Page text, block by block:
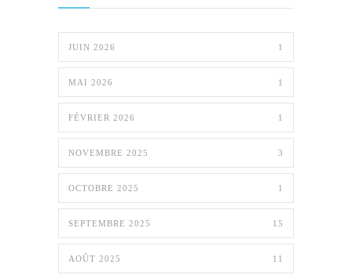
JUIN 2026 1
MAI 2026 1
FÉVRIER 2026 1
NOVEMBRE 2025 3
OCTOBRE 2025 1
SEPTEMBRE 2025 15
AOÛT 2025 11